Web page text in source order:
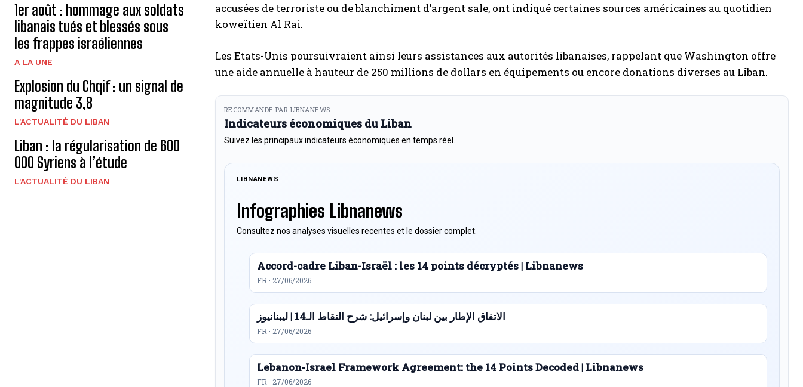
1er août : hommage aux soldats
libanais tués et blessés sous
les frappes israéliennes
A LA UNE
Explosion du Chqif : un signal de
magnitude 3,8
L'ACTUALITÉ DU LIBAN
Liban : la régularisation de 600
000 Syriens à l’étude
L'ACTUALITÉ DU LIBAN
accusées de terroriste ou de blanchiment d’argent sale, ont indiqué certaines sources américaines au quotidien
koweïtien Al Rai.
Les Etats-Unis poursuivraient ainsi leurs assistances aux autorités libanaises, rappelant que Washington offre
une aide annuelle à hauteur de 250 millions de dollars en équipements ou encore donations diverses au Liban.
RECOMMANDE PAR LIBNANEWS
Indicateurs économiques du Liban
Suivez les principaux indicateurs économiques en temps réel.
LIBNANEWS
Infographies Libnanews
Consultez nos analyses visuelles recentes et le dossier complet.
Accord-cadre Liban-Israël : les 14 points décryptés | Libnanews
FR · 27/06/2026
الاتفاق الإطار بين لبنان وإسرائيل: شرح النقاط الـ14 | ليبنانيوز
FR · 27/06/2026
Lebanon-Israel Framework Agreement: the 14 Points Decoded | Libnanews
FR · 27/06/2026